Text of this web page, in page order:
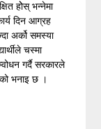
होेस् भन्नेमा
दिन आग्रह
अर्को समस्या
चस्मा
गर्दै सरकारले
भनाइ छ ।